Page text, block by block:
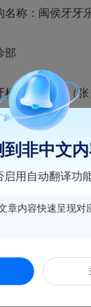
名称：闽侯牙牙
部
）：牙椅4（张
省闽侯县白沙镇
到非中文
启用自动翻译功
章内容快速呈现对